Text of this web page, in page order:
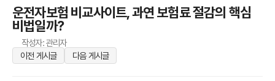
운전자보험 비교사이트, 과연 보험료 절감의 핵심
비법일까?
작성자: 관리자
이전 게시글
다음 게시글